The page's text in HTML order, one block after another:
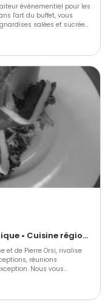
événementiel pour les
l'art du buffet, vous
salées et sucrées,
,de fruits, et bien plus
sont possibles dans un
Barbecue et grillades • Gastronomique • Cuisine régionale
et de Pierre Orsi, rivalise
réunions
vous
où vous pourrez venir